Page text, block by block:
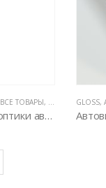
ВСЕ ТОВАРЫ, ЦВЕТНЫЕ
Пленка Oracal 8300 для оптики автомобиля
GLOSS,